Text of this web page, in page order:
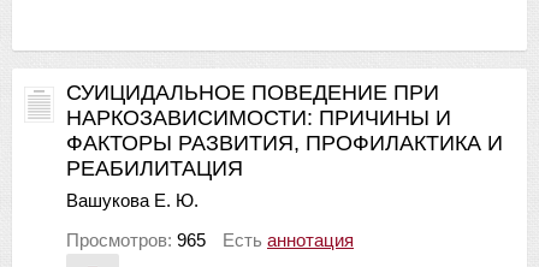
СУИЦИДАЛЬНОЕ ПОВЕДЕНИЕ ПРИ
НАРКОЗАВИСИМОСТИ: ПРИЧИНЫ И
ФАКТОРЫ РАЗВИТИЯ, ПРОФИЛАКТИКА И
РЕАБИЛИТАЦИЯ
Вашукова Е. Ю.
Просмотров: 965 Есть аннотация